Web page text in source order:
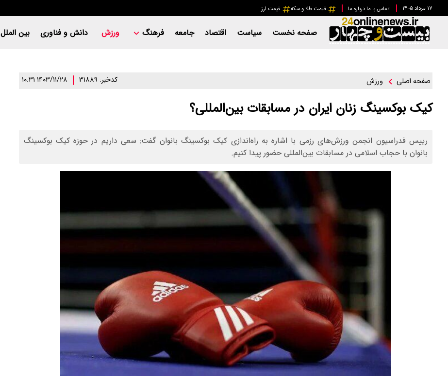
۱۷ مرداد ۱۴۰۵ تماس با ما درباره ما قیمت طلا و سکه قیمت ارز
صفحه نخست سیاست اقتصاد جامعه فرهنگ ورزش دانش و فناوری بین الملل
صفحه اصلی ورزش کدخبر: ۳۱۸۸۹ ۱۴۰۳/۱۱/۲۸ ۱۰:۳۱
کیک بوکسینگ زنان ایران در مسابقات بین‌المللی؟
رییس فدراسیون انجمن ورزش‌های رزمی با اشاره به راه‌اندازی کیک بوکسینگ بانوان گفت: سعی داریم در حوزه کیک بوکسینگ
بانوان با حجاب اسلامی در مسابقات بین‌المللی حضور پیدا کنیم.